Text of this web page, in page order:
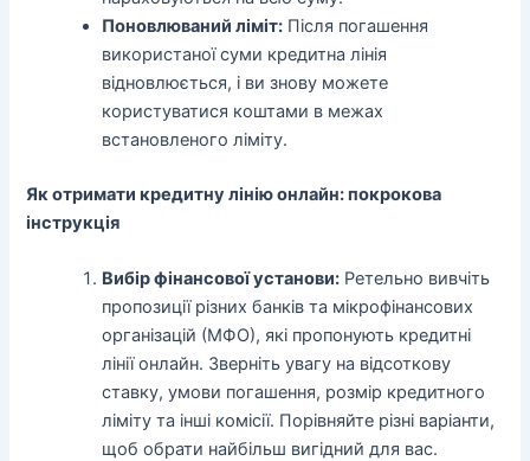
Поновлюваний ліміт: Після погашення
використаної суми кредитна лінія
відновлюється, і ви знову можете
користуватися коштами в межах
встановленого ліміту.
Як отримати кредитну лінію онлайн: покрокова
інструкція
Вибір фінансової установи: Ретельно вивчіть
пропозиції різних банків та мікрофінансових
організацій (МФО), які пропонують кредитні
лінії онлайн. Зверніть увагу на відсоткову
ставку, умови погашення, розмір кредитного
ліміту та інші комісії. Порівняйте різні варіанти,
щоб обрати найбільш вигідний для вас.